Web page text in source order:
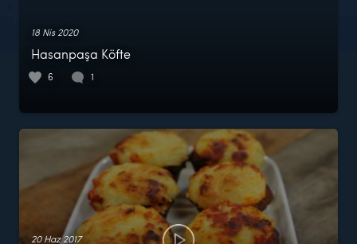
18 Nis 2020
Hasanpaşa Köfte
6 1
20 Haz 2017